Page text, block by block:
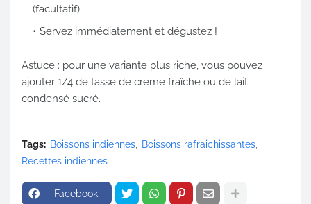
(facultatif).
Servez immédiatement et dégustez !
Astuce : pour une variante plus riche, vous pouvez
ajouter 1/4 de tasse de crème fraîche ou de lait
condensé sucré.
Tags: Boissons indiennes
Boissons rafraichissantes
Recettes indiennes
Facebook